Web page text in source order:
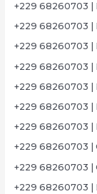
+229 68260703 |
+229 68260703 |
+229 68260703 |
+229 68260703 |
+229 68260703
+229 68260703 |
+229 68260703 |
+229 68260703 |
+229 68260703 |
+229 68260703